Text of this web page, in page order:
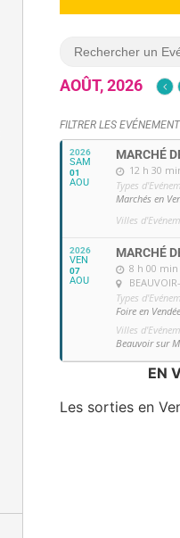
AOÛT, 2026
FILTRER LES
2026
SAM
01
AOU
MARCHÉ
12 h 30
Types
Marchés en
Villes
2026
VEN
07
AOU
MARCHÉ
8 h 00
Types
Foire en
Villes
Beauvoir sur
EN
Les sorties en